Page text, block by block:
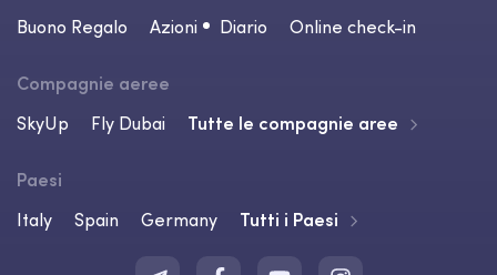
Buono Regalo
Azioni Diario Online check-in
Compagnie aeree
SkyUp
Fly Dubai Tutte le compagnie aree
Paesi
Italy
Spain Germany Tutti i Paesi